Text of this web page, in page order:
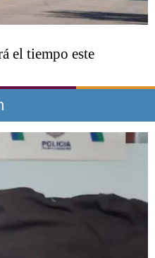
el tiempo este